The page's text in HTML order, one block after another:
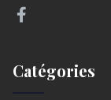
Catégories